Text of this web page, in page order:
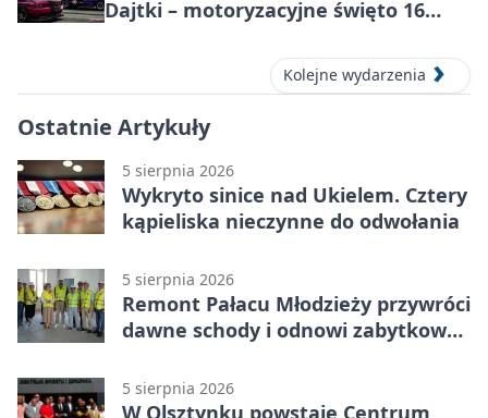
Dajtki – motoryzacyjne święto 16
Kolejne wydarzenia
Ostatnie Artykuły
5 sierpnia 2026
Wykryto sinice nad Ukielem. Cztery
kąpieliska nieczynne do odwołania
5 sierpnia 2026
Remont Pałacu Młodzieży przywróci
dawne schody i odnowi zabytkowy
5 sierpnia 2026
W Olsztynku powstaje Centrum